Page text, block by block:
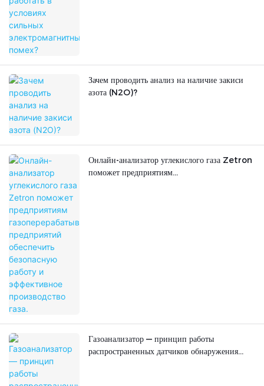
Зачем проводить анализ на наличие закиси
азота (N2O)?
Онлайн-анализатор углекислого газа Zetron
поможет предприятиям
Газоанализатор — принцип работы
распространенных датчиков обнаружения